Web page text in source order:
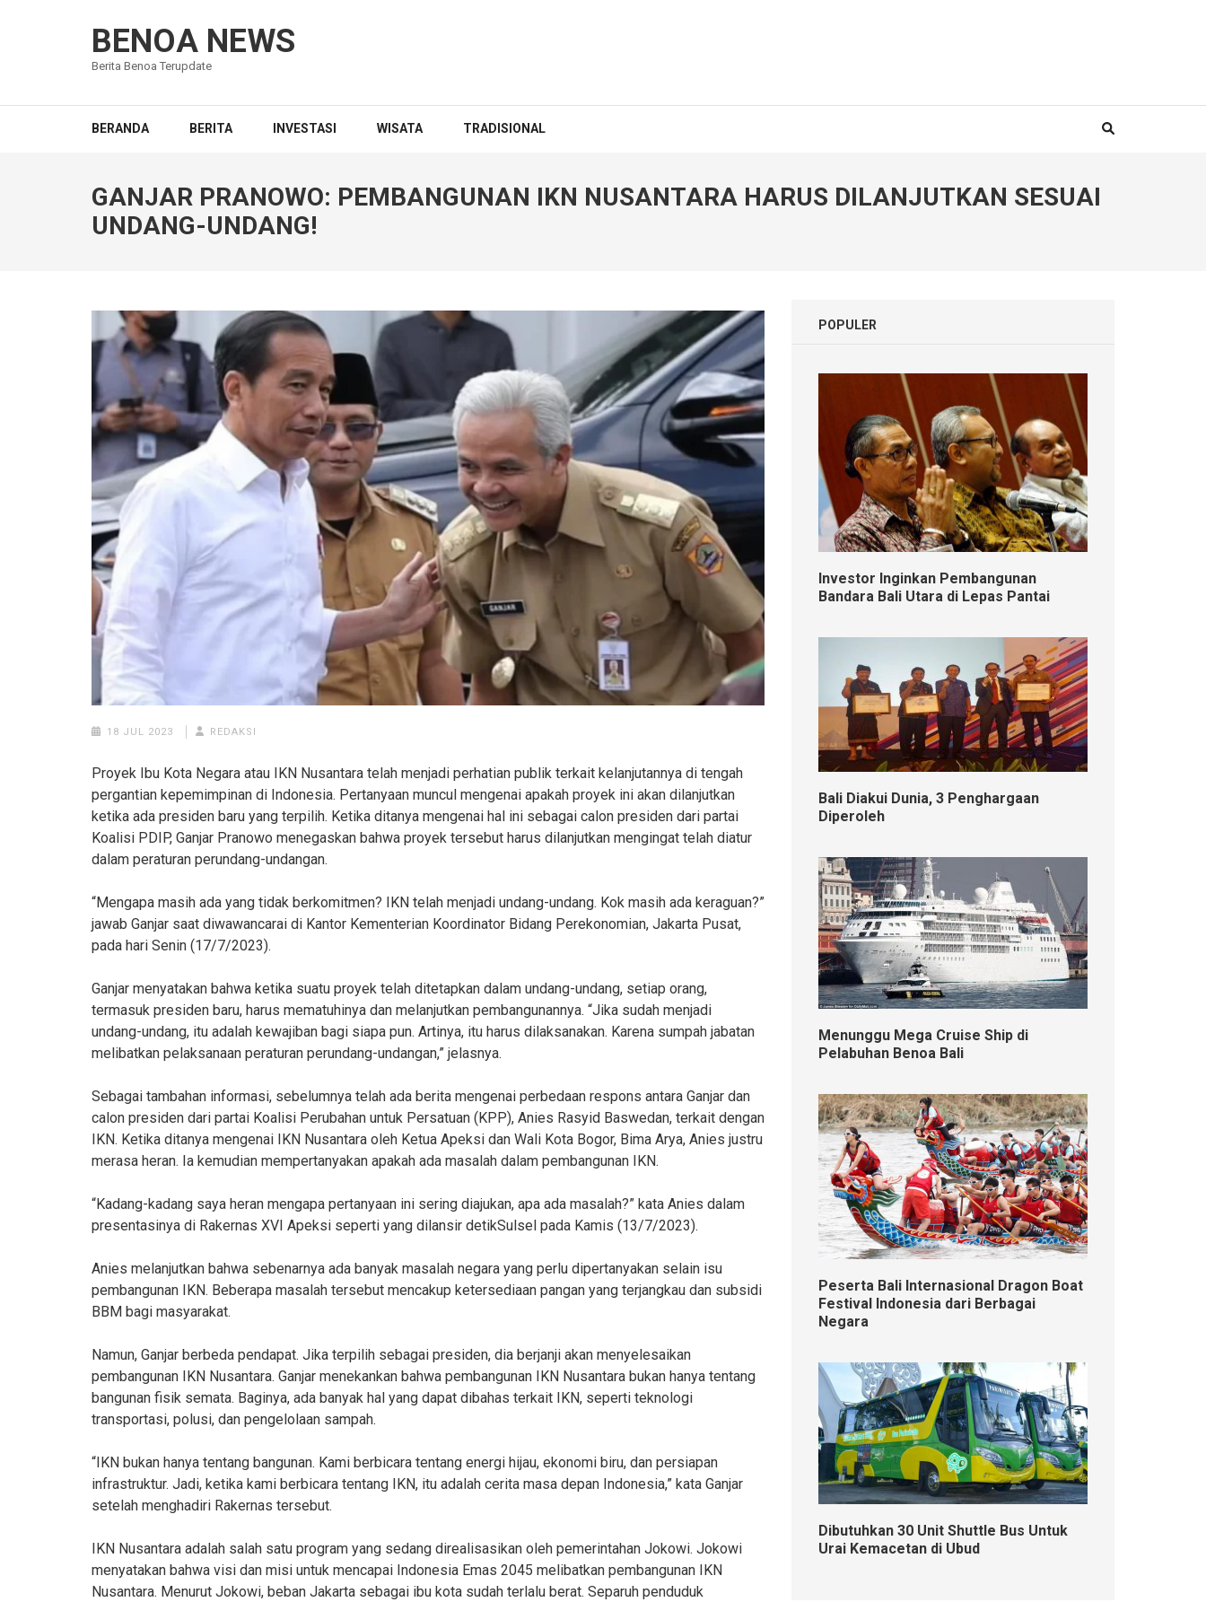
BENOA NEWS
Berita Benoa Terupdate
BERANDA BERITA INVESTASI WISATA TRADISIONAL
GANJAR PRANOWO: PEMBANGUNAN IKN NUSANTARA HARUS DILANJUTKAN SESUAI
UNDANG-UNDANG!
18 JUL 2023 REDAKSI
Proyek Ibu Kota Negara atau IKN Nusantara telah menjadi perhatian publik terkait kelanjutannya di tengah
pergantian kepemimpinan di Indonesia. Pertanyaan muncul mengenai apakah proyek ini akan dilanjutkan
ketika ada presiden baru yang terpilih. Ketika ditanya mengenai hal ini sebagai calon presiden dari partai
Koalisi PDIP, Ganjar Pranowo menegaskan bahwa proyek tersebut harus dilanjutkan mengingat telah diatur
dalam peraturan perundang-undangan.
“Mengapa masih ada yang tidak berkomitmen? IKN telah menjadi undang-undang. Kok masih ada keraguan?”
jawab Ganjar saat diwawancarai di Kantor Kementerian Koordinator Bidang Perekonomian, Jakarta Pusat,
pada hari Senin (17/7/2023).
Ganjar menyatakan bahwa ketika suatu proyek telah ditetapkan dalam undang-undang, setiap orang,
termasuk presiden baru, harus mematuhinya dan melanjutkan pembangunannya. “Jika sudah menjadi
undang-undang, itu adalah kewajiban bagi siapa pun. Artinya, itu harus dilaksanakan. Karena sumpah jabatan
melibatkan pelaksanaan peraturan perundang-undangan,” jelasnya.
Sebagai tambahan informasi, sebelumnya telah ada berita mengenai perbedaan respons antara Ganjar dan
calon presiden dari partai Koalisi Perubahan untuk Persatuan (KPP), Anies Rasyid Baswedan, terkait dengan
IKN. Ketika ditanya mengenai IKN Nusantara oleh Ketua Apeksi dan Wali Kota Bogor, Bima Arya, Anies justru
merasa heran. Ia kemudian mempertanyakan apakah ada masalah dalam pembangunan IKN.
“Kadang-kadang saya heran mengapa pertanyaan ini sering diajukan, apa ada masalah?” kata Anies dalam
presentasinya di Rakernas XVI Apeksi seperti yang dilansir detikSulsel pada Kamis (13/7/2023).
Anies melanjutkan bahwa sebenarnya ada banyak masalah negara yang perlu dipertanyakan selain isu
pembangunan IKN. Beberapa masalah tersebut mencakup ketersediaan pangan yang terjangkau dan subsidi
BBM bagi masyarakat.
Namun, Ganjar berbeda pendapat. Jika terpilih sebagai presiden, dia berjanji akan menyelesaikan
pembangunan IKN Nusantara. Ganjar menekankan bahwa pembangunan IKN Nusantara bukan hanya tentang
bangunan fisik semata. Baginya, ada banyak hal yang dapat dibahas terkait IKN, seperti teknologi
transportasi, polusi, dan pengelolaan sampah.
“IKN bukan hanya tentang bangunan. Kami berbicara tentang energi hijau, ekonomi biru, dan persiapan
infrastruktur. Jadi, ketika kami berbicara tentang IKN, itu adalah cerita masa depan Indonesia,” kata Ganjar
setelah menghadiri Rakernas tersebut.
IKN Nusantara adalah salah satu program yang sedang direalisasikan oleh pemerintahan Jokowi. Jokowi
menyatakan bahwa visi dan misi untuk mencapai Indonesia Emas 2045 melibatkan pembangunan IKN
Nusantara. Menurut Jokowi, beban Jakarta sebagai ibu kota sudah terlalu berat. Separuh penduduk
POPULER
Investor Inginkan Pembangunan
Bandara Bali Utara di Lepas Pantai
Bali Diakui Dunia, 3 Penghargaan
Diperoleh
Menunggu Mega Cruise Ship di
Pelabuhan Benoa Bali
Peserta Bali Internasional Dragon Boat
Festival Indonesia dari Berbagai
Negara
Dibutuhkan 30 Unit Shuttle Bus Untuk
Urai Kemacetan di Ubud